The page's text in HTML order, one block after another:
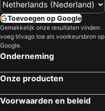
Toevoegen op Google
Gemakkelijk onze resultaten vinden:
voeg trivago toe als voorkeursbron op
Google.
Onderneming
Onze producten
Voorwaarden en beleid